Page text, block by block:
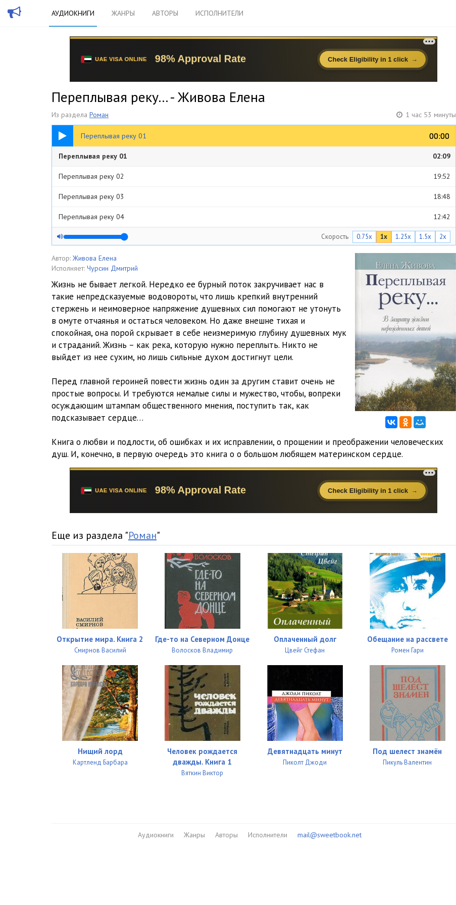
АУДИОКНИГИ ЖАНРЫ АВТОРЫ ИСПОЛНИТЕЛИ
Переплывая реку... - Живова Елена
Из раздела Роман 1 час 53 минуты
Переплывая реку 01 00:00
00:00
02:09
Переплывая реку 01 02:09
Переплывая реку 02 19:52
Переплывая реку 03 18:48
Переплывая реку 04 12:42
Переплывая реку 05 12:32
Переплывая реку 06
06:11
Переплывая реку 08
Переплывая реку 09
Переплывая реку 10 06:33
Скорость 0.75x 1x 1.25x 1.5x 2x
Автор: Живова Елена
Исполняет: Чурсин Дмитрий
Жизнь не бывает легкой. Нередко ее бурный поток закручивает нас в
такие непредсказуемые водовороты, что лишь крепкий внутренний
стержень и неимоверное напряжение душевных сил помогают не утонуть
в омуте отчаянья и остаться человеком. Но даже внешне тихая и
спокойная, она порой скрывает в себе неизмеримую глубину душевных мук
и страданий. Жизнь – как река, которую нужно переплыть. Никто не
выйдет из нее сухим, но лишь сильные духом достигнут цели.
Перед главной героиней повести жизнь один за другим ставит очень не
простые вопросы. И требуются немалые силы и мужество, чтобы, вопреки
осуждающим штампам общественного мнения, поступить так, как
подсказывает сердце…
Книга о любви и подлости, об ошибках и их исправлении, о прощении и преображении человеческих
душ. И, конечно, в первую очередь это книга о о большом любящем материнском сердце.
Еще из раздела "Роман"
Открытие мира. Книга 2
Смирнов Василий
Где-то на Северном Донце
Волосков Владимир
Оплаченный долг
Цвейг Стефан
Обещание на рассвете
Ромен Гари
Нищий лорд
Картленд Барбара
Человек рождается
дважды. Книга 1
Вяткин Виктор
Девятнадцать минут
Пиколт Джоди
Под шелест знамён
Пикуль Валентин
Аудиокниги Жанры Авторы Исполнители mail@sweetbook.net